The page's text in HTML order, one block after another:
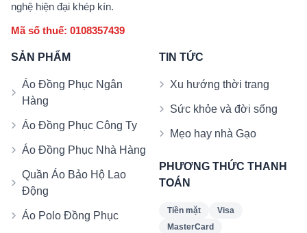
nghệ hiện đại khép kín.
Mã số thuế: 0108357439
SẢN PHẨM
Áo Đồng Phục Ngân
Hàng
Áo Đồng Phục Công Ty
Áo Đồng Phục Nhà Hàng
Quần Áo Bảo Hộ Lao
Động
Áo Polo Đồng Phục
TIN TỨC
Xu hướng thời trang
Sức khỏe và đời sống
Mẹo hay nhà Gạo
PHƯƠNG THỨC THANH
TOÁN
Tiền mặt
Visa
MasterCard